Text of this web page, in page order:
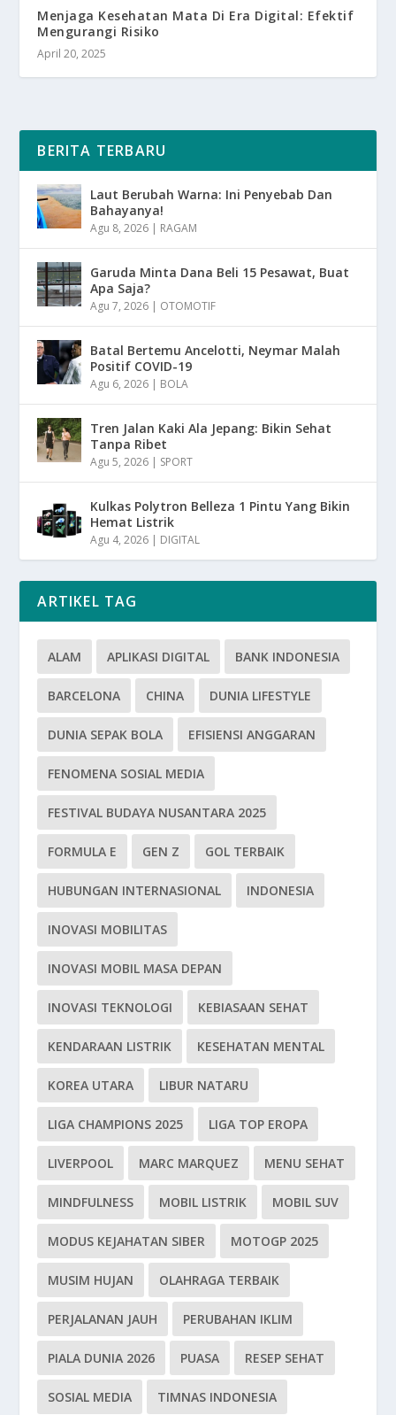
Menjaga Kesehatan Mata Di Era Digital: Efektif
Mengurangi Risiko
April 20, 2025
BERITA TERBARU
Laut Berubah Warna: Ini Penyebab Dan
Bahayanya!
Agu 8, 2026 | RAGAM
Garuda Minta Dana Beli 15 Pesawat, Buat
Apa Saja?
Agu 7, 2026 | OTOMOTIF
Batal Bertemu Ancelotti, Neymar Malah
Positif COVID-19
Agu 6, 2026 | BOLA
Tren Jalan Kaki Ala Jepang: Bikin Sehat
Tanpa Ribet
Agu 5, 2026 | SPORT
Kulkas Polytron Belleza 1 Pintu Yang Bikin
Hemat Listrik
Agu 4, 2026 | DIGITAL
ARTIKEL TAG
ALAM APLIKASI DIGITAL BANK INDONESIA
BARCELONA CHINA DUNIA LIFESTYLE
DUNIA SEPAK BOLA EFISIENSI ANGGARAN
FENOMENA SOSIAL MEDIA
FESTIVAL BUDAYA NUSANTARA 2025
FORMULA E GEN Z GOL TERBAIK
HUBUNGAN INTERNASIONAL INDONESIA
INOVASI MOBILITAS
INOVASI MOBIL MASA DEPAN
INOVASI TEKNOLOGI KEBIASAAN SEHAT
KENDARAAN LISTRIK KESEHATAN MENTAL
KOREA UTARA LIBUR NATARU
LIGA CHAMPIONS 2025 LIGA TOP EROPA
LIVERPOOL MARC MARQUEZ MENU SEHAT
MINDFULNESS MOBIL LISTRIK MOBIL SUV
MODUS KEJAHATAN SIBER MOTOGP 2025
MUSIM HUJAN OLAHRAGA TERBAIK
PERJALANAN JAUH PERUBAHAN IKLIM
PIALA DUNIA 2026 PUASA RESEP SEHAT
SOSIAL MEDIA TIMNAS INDONESIA